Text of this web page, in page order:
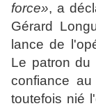
force», a
Gérard
lance de
Le patron du
confiance
toutefois nié